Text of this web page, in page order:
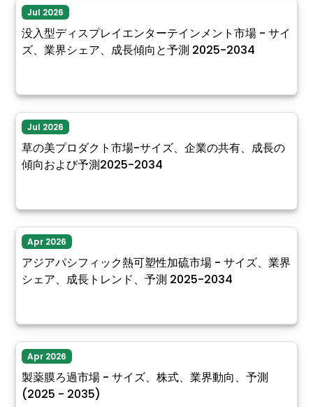
Jul 2026
没入型ディスプレイエンターテインメント市場 - サイ
ズ、業界シェア、成長傾向と予測 2025-2034
Jul 2026
草の美プロダクト市場-サイズ、企業の共有、成長の
傾向および予測2025-2034
Apr 2026
アジアパシフィック熱可塑性加硫市場 - サイズ、業界
シェア、成長トレンド、予測 2025-2034
Apr 2026
製薬膜ろ過市場 - サイズ、株式、業界動向、予測
(2025 - 2035)